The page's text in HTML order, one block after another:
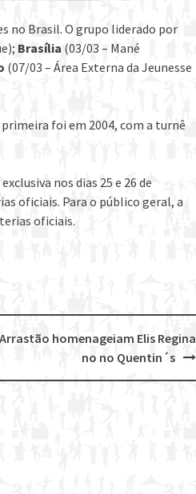
no Brasil. O grupo liderado por
Brasília (03/03 – Mané
(07/03 – Área Externa da Jeunesse
foi em 2004, com a turnê
nos dias 25 e 26 de
oficiais. Para o público geral, a
oficiais.
homenageiam Elis Regina
no no Quentin´s